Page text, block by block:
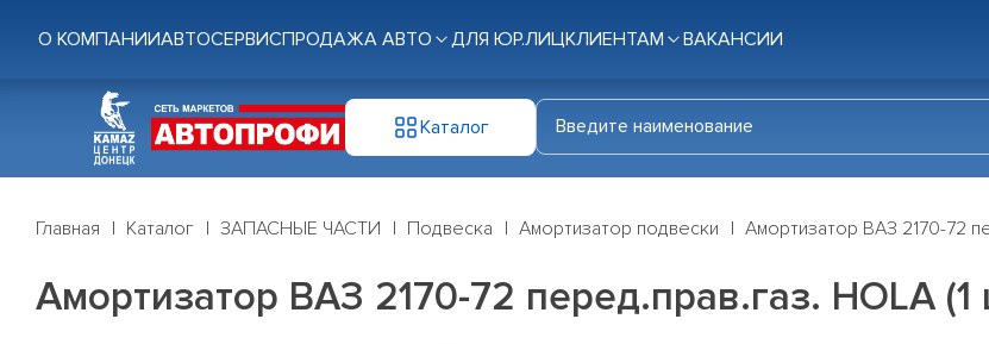
О КОМПАНИИАВТОСЕРВИСПРОДАЖА АВТО ДЛЯ ЮР.ЛИЦКЛИЕНТАМ ВАКАНСИИ
Каталог
Главная Каталог ЗАПАСНЫЕ ЧАСТИ Подвеска Амортизатор подвески Амортизатор ВАЗ 2170-72
Амортизатор ВАЗ 2170-72 перед.прав.газ. HOLA (1